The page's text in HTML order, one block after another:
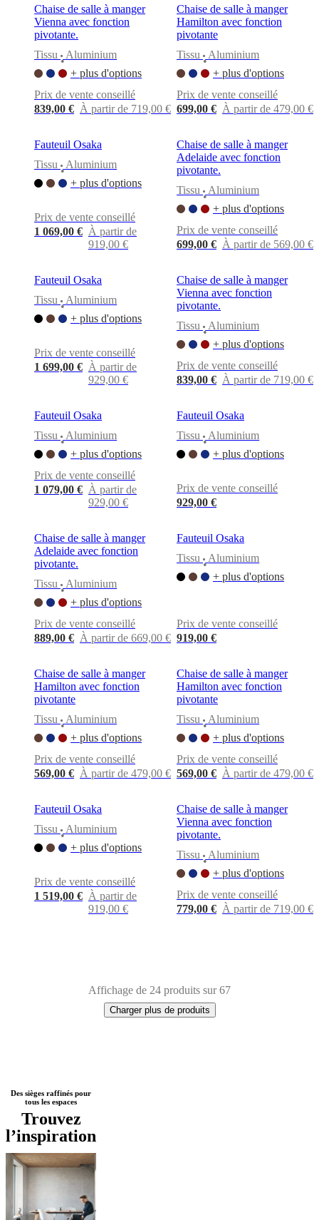
Chaise de salle à manger
Vienna avec fonction
pivotante.
Tissu
•
Aluminium
+ plus d'options
Prix de vente conseillé
839,00 € À partir de 719,00 €
Chaise de salle à manger
Hamilton avec fonction
pivotante
Tissu
•
Aluminium
+ plus d'options
Prix de vente conseillé
699,00 € À partir de 479,00 €
Fauteuil Osaka
Tissu
•
Aluminium
+ plus d'options
Prix de vente conseillé
1 069,00 € À partir de
919,00 €
Chaise de salle à manger
Adelaide avec fonction
pivotante.
Tissu
•
Aluminium
+ plus d'options
Prix de vente conseillé
699,00 € À partir de 569,00 €
Fauteuil Osaka
Tissu
•
Aluminium
+ plus d'options
Prix de vente conseillé
1 699,00 € À partir de
929,00 €
Chaise de salle à manger
Vienna avec fonction
pivotante.
Tissu
•
Aluminium
+ plus d'options
Prix de vente conseillé
839,00 € À partir de 719,00 €
Fauteuil Osaka
Tissu
•
Aluminium
+ plus d'options
Prix de vente conseillé
1 079,00 € À partir de
929,00 €
Fauteuil Osaka
Tissu
•
Aluminium
+ plus d'options
Prix de vente conseillé
929,00 €
Chaise de salle à manger
Adelaide avec fonction
pivotante.
Tissu
•
Aluminium
+ plus d'options
Prix de vente conseillé
889,00 € À partir de 669,00 €
Fauteuil Osaka
Tissu
•
Aluminium
+ plus d'options
Prix de vente conseillé
919,00 €
Chaise de salle à manger
Hamilton avec fonction
pivotante
Tissu
•
Aluminium
+ plus d'options
Prix de vente conseillé
569,00 € À partir de 479,00 €
Chaise de salle à manger
Hamilton avec fonction
pivotante
Tissu
•
Aluminium
+ plus d'options
Prix de vente conseillé
569,00 € À partir de 479,00 €
Fauteuil Osaka
Tissu
•
Aluminium
+ plus d'options
Prix de vente conseillé
1 519,00 € À partir de
919,00 €
Chaise de salle à manger
Vienna avec fonction
pivotante.
Tissu
•
Aluminium
+ plus d'options
Prix de vente conseillé
779,00 € À partir de 719,00 €
Affichage de 24 produits sur 67
Charger plus de produits
Next
page
BleuBlancVertRouge
Des sièges raffinés pour
tous les espaces
Trouvez
l’inspiration